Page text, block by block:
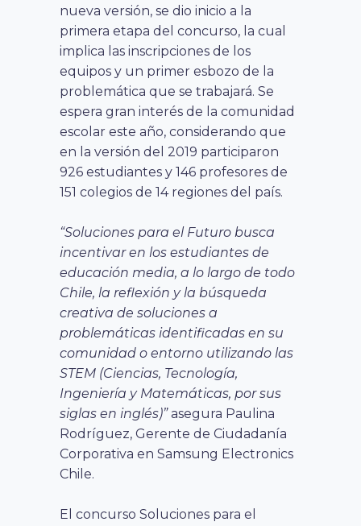
nueva versión, se dio inicio a la
primera etapa del concurso, la cual
implica las inscripciones de los
equipos y un primer esbozo de la
problemática que se trabajará. Se
espera gran interés de la comunidad
escolar este año, considerando que
en la versión del 2019 participaron
926 estudiantes y 146 profesores de
151 colegios de 14 regiones del país.
“Soluciones para el Futuro busca
incentivar en los estudiantes de
educación media, a lo largo de todo
Chile, la reflexión y la búsqueda
creativa de soluciones a
problemáticas identificadas en su
comunidad o entorno utilizando las
STEM (Ciencias, Tecnología,
Ingeniería y Matemáticas, por sus
siglas en inglés)”asegura Paulina
Rodríguez, Gerente de Ciudadanía
Corporativa en Samsung Electronics
Chile.
El concurso Soluciones para el